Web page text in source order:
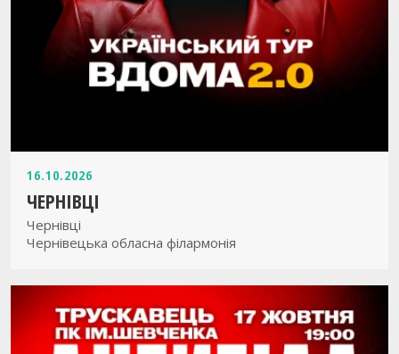
16.10.2026
ЧЕРНІВЦІ
Чернівці
Чернівецька обласна філармонія